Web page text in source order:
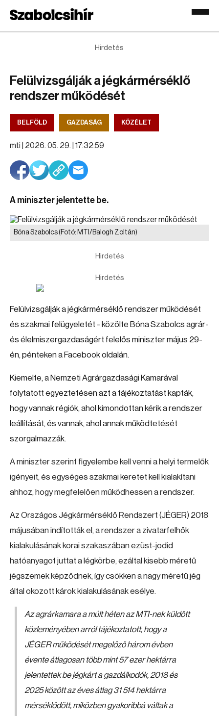
Hirdetés
Felülvizsgálják a jégkármérséklő
rendszer működését
BELFÖLD GAZDASÁG KÖZÉLET
mti | 2026. 05. 29. | 17:32:59
A miniszter jelentette be.
Bóna Szabolcs(Fotó: MTI/Balogh Zoltán)
Hirdetés
Hirdetés
Felülvizsgálják a jégkármérséklő rendszer működését
és szakmai felügyeletét - közölte Bóna Szabolcs agrár-
és élelmiszergazdaságért felelős miniszter május 29-
én, pénteken a Facebook oldalán.
Kiemelte, a Nemzeti Agrárgazdasági Kamarával
folytatott egyeztetésen azt a tájékoztatást kapták,
hogy vannak régiók, ahol kimondottan kérik a rendszer
leállítását, és vannak, ahol annak működtetését
szorgalmazzák.
A miniszter szerint figyelembe kell venni a helyi termelők
igényeit, és egységes szakmai keretet kell kialakítani
ahhoz, hogy megfelelően működhessen a rendszer.
Az Országos Jégkármérséklő Rendszert (JÉGER) 2018
májusában indították el, a rendszer a zivatarfelhők
kialakulásának korai szakaszában ezüst-jodid
hatóanyagot juttat a légkörbe, ezáltal kisebb méretű
jégszemek képződnek, így csökken a nagy méretű jég
által okozott károk kialakulásának esélye.
Az agrárkamara a múlt héten az MTI-nek küldött
közleményében arról tájékoztatott, hogy a
JÉGER működését megelőző három évben
évente átlagosan több mint 57 ezer hektárra
jelentettek be jégkárt a gazdálkodók, 2018 és
2025 között az éves átlag 31 514 hektárra
mérséklődött, miközben gyakoribbá váltak a